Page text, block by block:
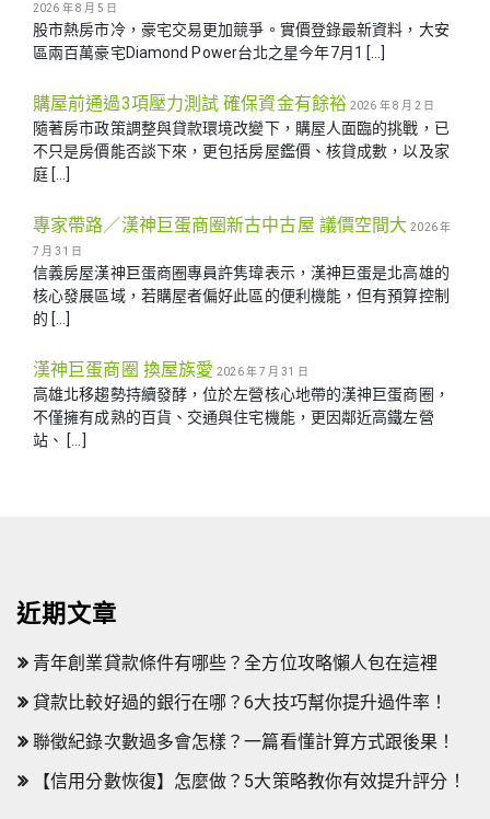
2026 年 8 月 5 日
股市熱房市冷，豪宅交易更加競爭。實價登錄最新資料，大安
區兩百萬豪宅Diamond Power台北之星今年7月1 […]
購屋前通過3項壓力測試 確保資金有餘裕 2026 年 8 月 2 日
隨著房市政策調整與貸款環境改變下，購屋人面臨的挑戰，已
不只是房價能否談下來，更包括房屋鑑價、核貸成數，以及家
庭 […]
專家帶路／漢神巨蛋商圈新古中古屋 議價空間大 2026 年
7 月 31 日
信義房屋漢神巨蛋商圈專員許隽瑋表示，漢神巨蛋是北高雄的
核心發展區域，若購屋者偏好此區的便利機能，但有預算控制
的 […]
漢神巨蛋商圈 換屋族愛 2026 年 7 月 31 日
高雄北移趨勢持續發酵，位於左營核心地帶的漢神巨蛋商圈，
不僅擁有成熟的百貨、交通與住宅機能，更因鄰近高鐵左營
站、 […]
近期文章
青年創業貸款條件有哪些？全方位攻略懶人包在這裡
貸款比較好過的銀行在哪？6大技巧幫你提升過件率！
聯徵紀錄次數過多會怎樣？一篇看懂計算方式跟後果！
【信用分數恢復】怎麼做？5大策略教你有效提升評分！